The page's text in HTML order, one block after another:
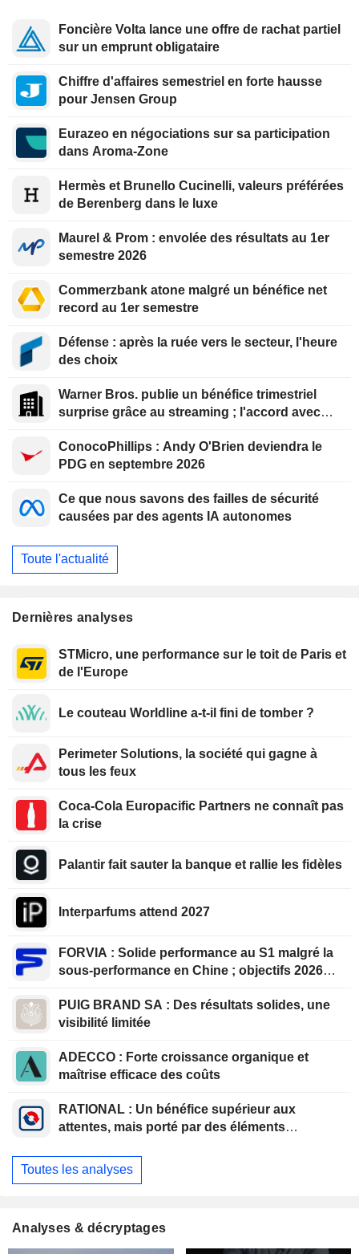
Foncière Volta lance une offre de rachat partiel
sur un emprunt obligataire
Chiffre d'affaires semestriel en forte hausse
pour Jensen Group
Eurazeo en négociations sur sa participation
dans Aroma-Zone
Hermès et Brunello Cucinelli, valeurs préférées
de Berenberg dans le luxe
Maurel & Prom : envolée des résultats au 1er
semestre 2026
Commerzbank atone malgré un bénéfice net
record au 1er semestre
Défense : après la ruée vers le secteur, l'heure
des choix
Warner Bros. publie un bénéfice trimestriel
surprise grâce au streaming ; l'accord avec
ConocoPhillips : Andy O'Brien deviendra le
PDG en septembre 2026
Ce que nous savons des failles de sécurité
causées par des agents IA autonomes
Toute l'actualité
Dernières analyses
STMicro, une performance sur le toit de Paris et
de l'Europe
Le couteau Worldline a-t-il fini de tomber ?
Perimeter Solutions, la société qui gagne à
tous les feux
Coca-Cola Europacific Partners ne connaît pas
la crise
Palantir fait sauter la banque et rallie les fidèles
Interparfums attend 2027
FORVIA : Solide performance au S1 malgré la
sous-performance en Chine ; objectifs 2026
PUIG BRAND SA : Des résultats solides, une
visibilité limitée
ADECCO : Forte croissance organique et
maîtrise efficace des coûts
RATIONAL : Un bénéfice supérieur aux
attentes, mais porté par des éléments
Toutes les analyses
Analyses & décryptages